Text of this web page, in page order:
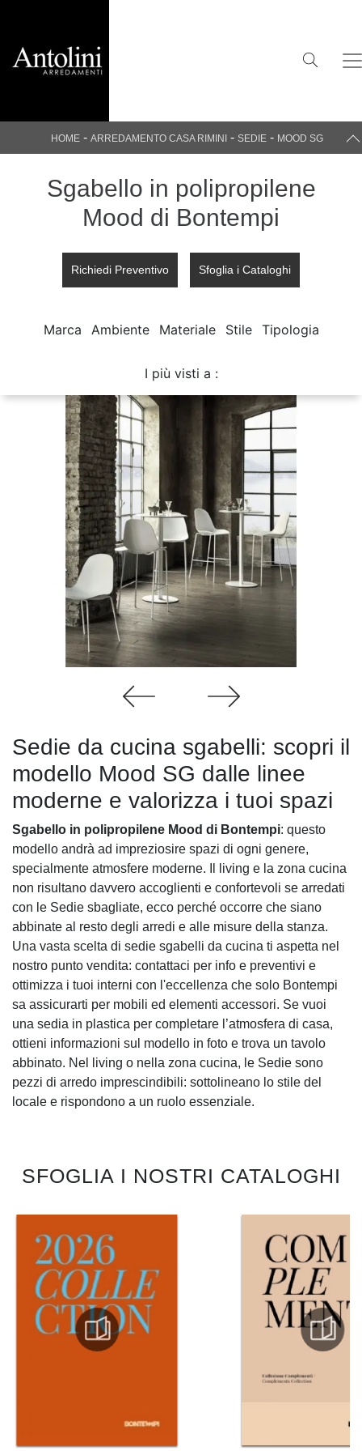
HOME - ARREDAMENTO CASA RIMINI - SEDIE - MOOD SG
Sgabello in polipropilene
Mood di Bontempi
Richiedi Preventivo Sfoglia i Cataloghi
Marca Ambiente Materiale Stile Tipologia
I più visti a :
Sedie da cucina sgabelli: scopri il
modello Mood SG dalle linee
moderne e valorizza i tuoi spazi
Sgabello in polipropilene Mood di Bontempi: questo
modello andrà ad impreziosire spazi di ogni genere,
specialmente atmosfere moderne. Il living e la zona cucina
non risultano davvero accoglienti e confortevoli se arredati
con le Sedie sbagliate, ecco perché occorre che siano
abbinate al resto degli arredi e alle misure della stanza.
Una vasta scelta di sedie sgabelli da cucina ti aspetta nel
nostro punto vendita: contattaci per info e preventivi e
ottimizza i tuoi interni con l'eccellenza che solo Bontempi
sa assicurarti per mobili ed elementi accessori. Se vuoi
una sedia in plastica per completare l’atmosfera di casa,
ottieni informazioni sul modello in foto e trova un tavolo
abbinato. Nel living o nella zona cucina, le Sedie sono
pezzi di arredo imprescindibili: sottolineano lo stile del
locale e rispondono a un ruolo essenziale.
SFOGLIA I NOSTRI CATALOGHI